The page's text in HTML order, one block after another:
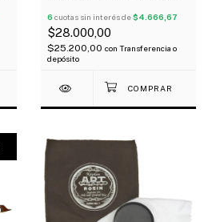
6 cuotas sin interés de$4.666,67
$28.000,00
$25.200,00 con Transferencia o
depósito